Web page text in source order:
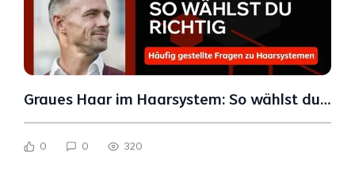
Graues Haar im Haarsystem: So wählst du
richtig
0 0 320